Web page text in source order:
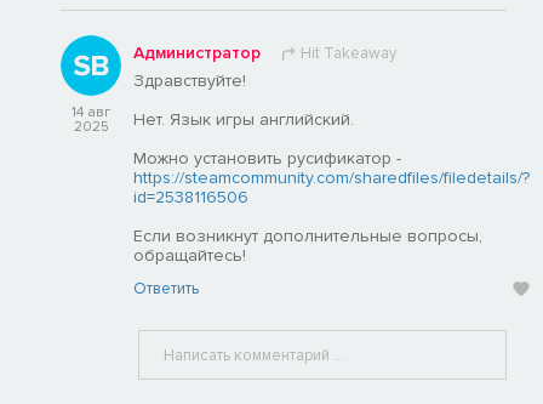
14 авг
2025
Администратор Hit Takeaway
Здравствуйте!
Нет. Язык игры английский.
Можно установить русификатор -
https://steamcommunity.com/sharedfiles/filedetails/?
id=2538116506
Если возникнут дополнительные вопросы,
обращайтесь!
Ответить